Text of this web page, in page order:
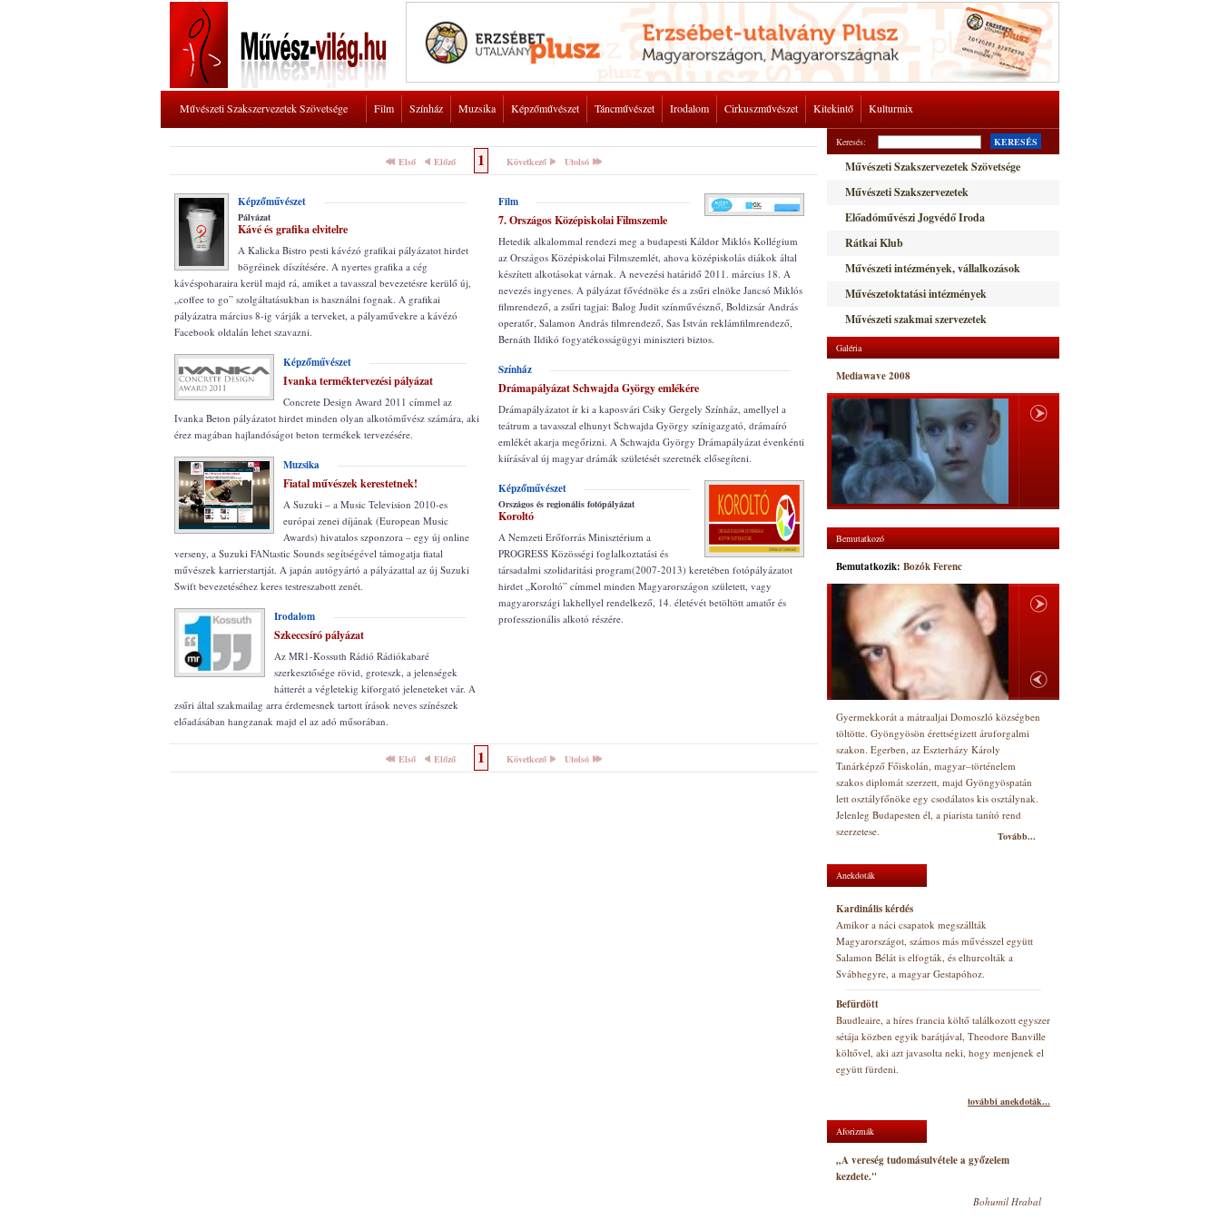
Művészeti Szakszervezetek Szövetsége Film Színház Muzsika Képzőművészet Táncművészet Irodalom Cirkuszművészet Kitekintő Kulturmix
Első Előző 1 Következő Utolsó
Képzőművészet
Pályázat
Kávé és grafika elvitelre
A Kalicka Bistro pesti kávézó grafikai pályázatot hirdet
bögréinek díszítésére. A nyertes grafika a cég
kávéspoharaira kerül majd rá, amiket a tavasszal bevezetésre kerülő új,
„coffee to go” szolgáltatásukban is használni fognak. A grafikai
pályázatra március 8-ig várják a terveket, a pályaművekre a kávézó
Facebook oldalán lehet szavazni.
Képzőművészet
Ivanka terméktervezési pályázat
Concrete Design Award 2011 címmel az
Ivanka Beton pályázatot hirdet minden olyan alkotóművész számára, aki
érez magában hajlandóságot beton termékek tervezésére.
Muzsika
Fiatal művészek kerestetnek!
A Suzuki – a Music Television 2010-es
európai zenei díjának (European Music
Awards) hivatalos szponzora – egy új online
verseny, a Suzuki FANtastic Sounds segítségével támogatja fiatal
művészek karrierstartját. A japán autógyártó a pályázattal az új Suzuki
Swift bevezetéséhez keres testreszabott zenét.
Irodalom
Szkeccsíró pályázat
Az MR1-Kossuth Rádió Rádiókabaré
szerkesztősége rövid, groteszk, a jelenségek
hátterét a végletekig kiforgató jeleneteket vár. A
zsűri által szakmailag arra érdemesnek tartott írások neves színészek
előadásában hangzanak majd el az adó műsorában.
Film
7. Országos Középiskolai Filmszemle
Hetedik alkalommal rendezi meg a budapesti Káldor Miklós Kollégium
az Országos Középiskolai Filmszemlét, ahova középiskolás diákok által
készített alkotásokat várnak. A nevezési határidő 2011. március 18. A
nevezés ingyenes. A pályázat fővédnöke és a zsűri elnöke Jancsó Miklós
filmrendező, a zsűri tagjai: Balog Judit színművésznő, Boldizsár András
operatőr, Salamon András filmrendező, Sas István reklámfilmrendező,
Bernáth Ildikó fogyatékosságügyi miniszteri biztos.
Színház
Drámapályázat Schwajda György emlékére
Drámapályázatot ír ki a kaposvári Csiky Gergely Színház, amellyel a
teátrum a tavasszal elhunyt Schwajda György színigazgató, drámaíró
emlékét akarja megőrizni. A Schwajda György Drámapályázat évenkénti
kiírásával új magyar drámák születését szeretnék elősegíteni.
Képzőművészet
Országos és regionális fotópályázat
Koroltó
A Nemzeti Erőforrás Minisztérium a
PROGRESS Közösségi foglalkoztatási és
társadalmi szolidaritási program(2007-2013) keretében fotópályázatot
hirdet „Koroltó” címmel minden Magyarországon született, vagy
magyarországi lakhellyel rendelkező, 14. életévét betöltött amatőr és
professzionális alkotó részére.
Első Előző 1 Következő Utolsó
Keresés: KERESÉS
Művészeti Szakszervezetek Szövetsége
Művészeti Szakszervezetek
Előadóművészi Jogvédő Iroda
Rátkai Klub
Művészeti intézmények, vállalkozások
Művészetoktatási intézmények
Művészeti szakmai szervezetek
Galéria
Mediawave 2008
Bemutatkozó
Bemutatkozik: Bozók Ferenc
Gyermekkorát a mátraaljai Domoszló községben
töltötte. Gyöngyösön érettségizett áruforgalmi
szakon. Egerben, az Eszterházy Károly
Tanárképző Főiskolán, magyar–történelem
szakos diplomát szerzett, majd Gyöngyöspatán
lett osztályfőnöke egy csodálatos kis osztálynak.
Jelenleg Budapesten él, a piarista tanító rend
szerzetese.
Tovább...
Anekdoták
Kardinális kérdés
Amikor a náci csapatok megszállták
Magyarországot, számos más művésszel együtt
Salamon Bélát is elfogták, és elhurcolták a
Svábhegyre, a magyar Gestapóhoz.
Befürdött
Baudleaire, a híres francia költő találkozott egyszer
sétája közben egyik barátjával, Theodore Banville
költővel, aki azt javasolta neki, hogy menjenek el
együtt fürdeni.
további anekdoták...
Aforizmák
„A vereség tudomásulvétele a győzelem
kezdete."
Bohumil Hrabal